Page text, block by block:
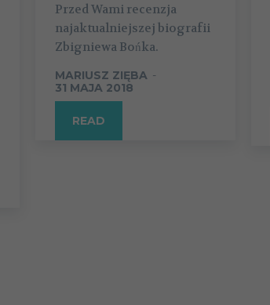
Przed Wami recenzja
najaktualniejszej biografii
Zbigniewa Bońka.
MARIUSZ ZIĘBA -
31 MAJA 2018
READ